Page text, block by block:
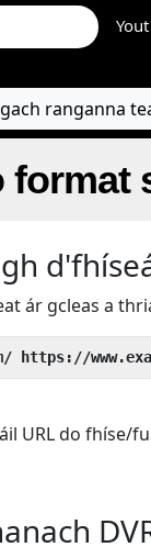
Yout
ranganna
format
ár gcleas a
https://
URL do fhíse/